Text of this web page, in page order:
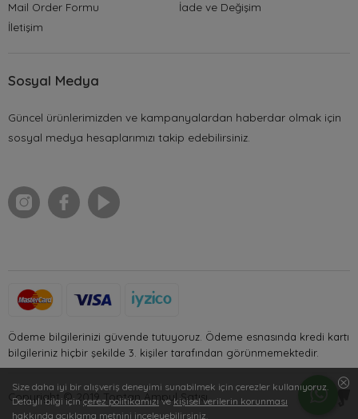
Mail Order Formu
İletişim
İade ve Değişim
Sosyal Medya
Güncel ürünlerimizden ve kampanyalardan haberdar olmak için
sosyal medya hesaplarımızı takip edebilirsiniz.
Ödeme bilgilerinizi güvende tutuyoruz. Ödeme esnasında kredi kartı
bilgileriniz hiçbir şekilde 3. kişiler tarafından görünmemektedir.
Copyright © 2019 Toptan Ampul Satışı
Size daha iyi bir alışveriş deneyimi sunabilmek için çerezler kullanıyoruz.
Detaylı bilgi için çerez politikamızı ve kişisel verilerin korunması
hakkında açıklama metnini inceleyebilirsiniz.